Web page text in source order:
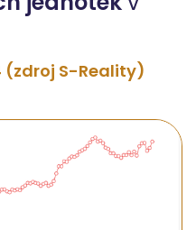
(zdroj S-Reality)